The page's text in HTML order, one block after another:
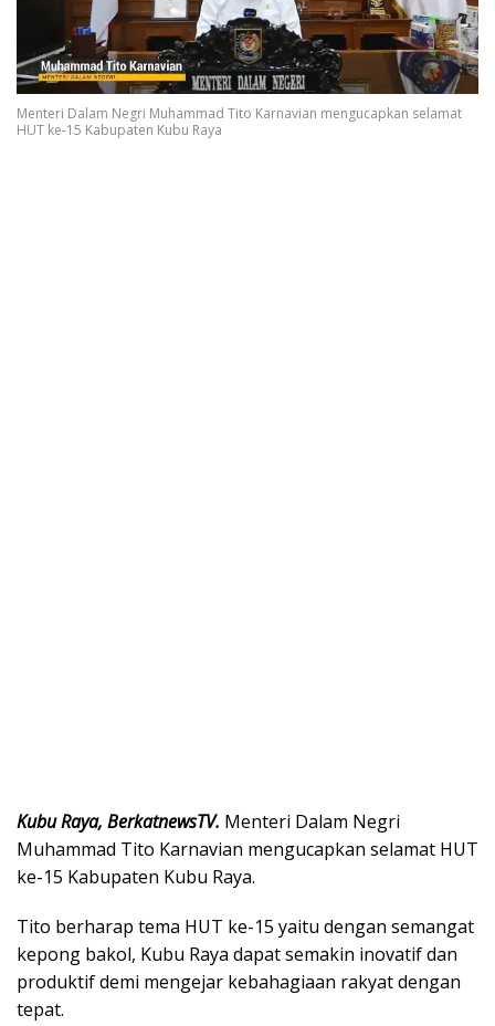
Menteri Dalam Negri Muhammad Tito Karnavian mengucapkan selamat
HUT ke-15 Kabupaten Kubu Raya
Kubu Raya, BerkatnewsTV. Menteri Dalam Negri
Muhammad Tito Karnavian mengucapkan selamat HUT
ke-15 Kabupaten Kubu Raya.
Tito berharap tema HUT ke-15 yaitu dengan semangat
kepong bakol, Kubu Raya dapat semakin inovatif dan
produktif demi mengejar kebahagiaan rakyat dengan
tepat.